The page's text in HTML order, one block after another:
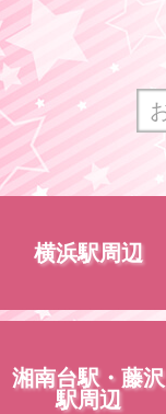
横浜駅周辺
湘南台駅・藤沢
駅周辺